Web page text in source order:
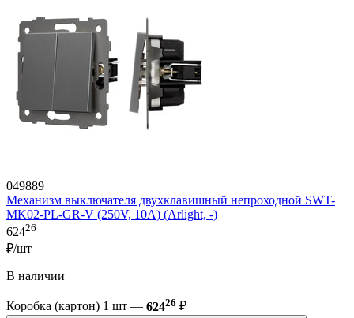
049889
Механизм выключателя двухклавишный непроходной SWT-
MK02-PL-GR-V (250V, 10A) (Arlight, -)
62426
₽/шт
В наличии
Коробка (картон) 1 шт — 62426 ₽